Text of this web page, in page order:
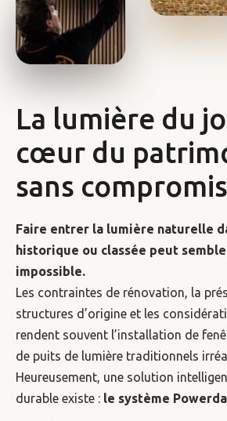
La lumière du
cœur du
sans compromis
Faire entrer la lumière naturelle
historique ou classée peut
impossible.
Les contraintes de rénovation, la
structures d’origine et les
rendent souvent l’installation de
de puits de lumière traditionnels
Heureusement, une solution
durable existe : le système